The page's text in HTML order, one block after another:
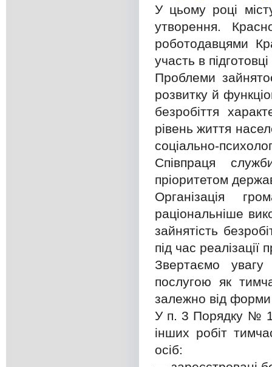
У цьому році
утворення.
роботодавцями
участь в
Проблеми
розвитку й
безробіття
рівень життя
соціально-
Співпраця
пріоритетом
Організація
раціональніше
зайнятість
під час реалізації
Звертаємо
послугою як
залежно від форми
У п. 3 Порядку №
інших робіт
осіб: